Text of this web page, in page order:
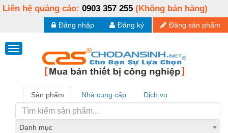
Liên hệ quảng cáo: 0903 357 255 (Không bán hàng)
Đăng sản phẩm
Đăng ký
Đăng nhập
Sản phẩm Nhà cung cấp Dịch vụ
Danh mục